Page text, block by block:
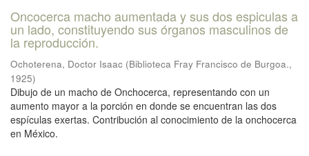
Oncocerca macho aumentada y sus dos espiculas a
un lado, constituyendo sus órganos masculinos de
la reproducción.
Ochoterena, Doctor Isaac (Biblioteca Fray Francisco de Burgoa.,
1925)
Dibujo de un macho de Onchocerca, representando con un
aumento mayor a la porción en donde se encuentran las dos
espículas exertas. Contribución al conocimiento de la onchocerca
en México.